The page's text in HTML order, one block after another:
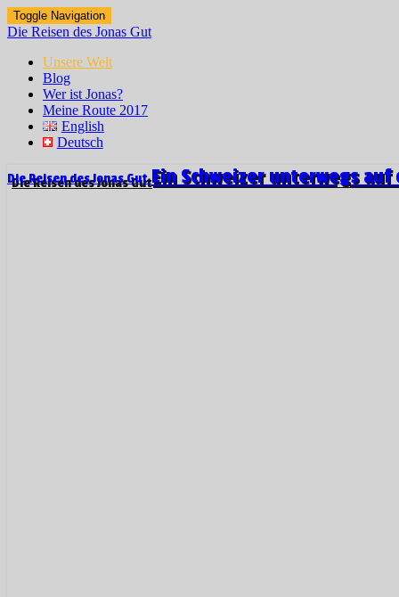
Toggle Navigation
Die Reisen des Jonas Gut
Unsere Welt
Blog
Wer ist Jonas?
Meine Route 2017
English
Deutsch
Die Reisen des Jonas Gut Ein Schweizer unterwegs auf